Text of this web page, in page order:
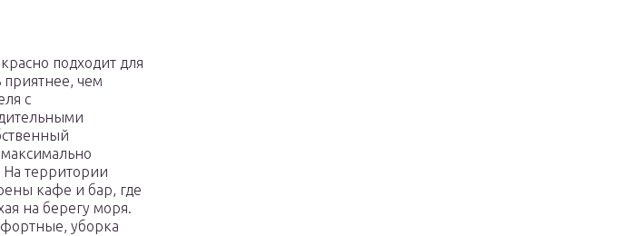
подходит для
приятнее, чем
с
территории
кафе и бар, где
на берегу моря.
уборка